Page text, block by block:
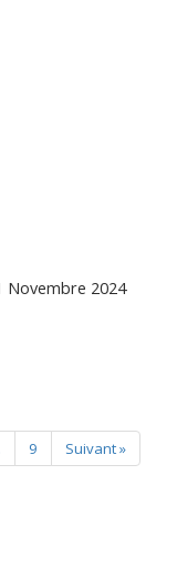
Novembre 2024
9 Suivant »